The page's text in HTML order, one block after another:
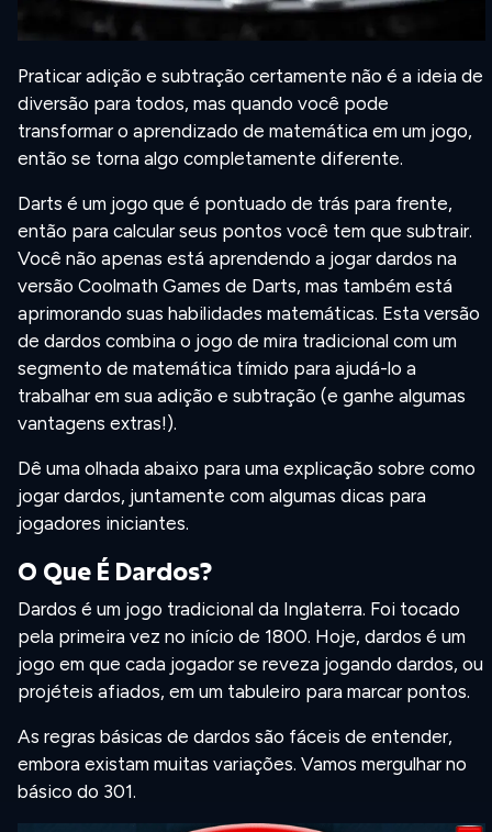
Praticar adição e subtração certamente não é a ideia de
diversão para todos, mas quando você pode
transformar o aprendizado de matemática em um jogo,
então se torna algo completamente diferente.
Darts é um jogo que é pontuado de trás para frente,
então para calcular seus pontos você tem que subtrair.
Você não apenas está aprendendo a jogar dardos na
versão Coolmath Games de Darts, mas também está
aprimorando suas habilidades matemáticas. Esta versão
de dardos combina o jogo de mira tradicional com um
segmento de matemática tímido para ajudá-lo a
trabalhar em sua adição e subtração (e ganhe algumas
vantagens extras!).
Dê uma olhada abaixo para uma explicação sobre como
jogar dardos, juntamente com algumas dicas para
jogadores iniciantes.
O Que É Dardos?
Dardos é um jogo tradicional da Inglaterra. Foi tocado
pela primeira vez no início de 1800. Hoje, dardos é um
jogo em que cada jogador se reveza jogando dardos, ou
projéteis afiados, em um tabuleiro para marcar pontos.
As regras básicas de dardos são fáceis de entender,
embora existam muitas variações. Vamos mergulhar no
básico do 301.